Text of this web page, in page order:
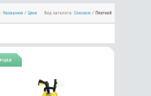
Названию/ Цене Вид каталога: Списком/ Плиткой